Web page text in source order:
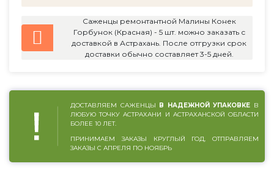
Саженцы ремонтантной Малины Конек
Горбунок (Красная) - 5 шт. можно заказать с
доставкой в Астрахань. После отгрузки срок
доставки обычно составляет 3-5 дней.
ДОСТАВЛЯЕМ САЖЕНЦЫ В НАДЕЖНОЙ УПАКОВКЕ В
ЛЮБУЮ ТОЧКУ АСТРАХАНИ И АСТРАХАНСКОЙ ОБЛАСТИ
БОЛЕЕ 10 ЛЕТ.
ПРИНИМАЕМ ЗАКАЗЫ КРУГЛЫЙ ГОД, ОТПРАВЛЯЕМ
ЗАКАЗЫ С АПРЕЛЯ ПО НОЯБРЬ